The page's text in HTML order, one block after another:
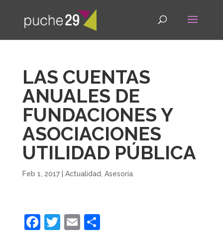
LAS CUENTAS
ANUALES DE
FUNDACIONES Y
ASOCIACIONES
UTILIDAD PÚBLICA
Feb 1, 2017| Actualidad Asesoría
F T E C